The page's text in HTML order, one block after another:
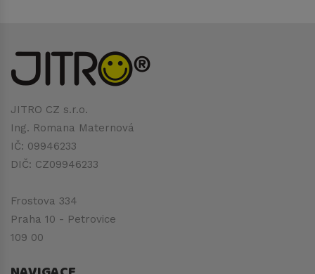
JITRO CZ s.r.o.
Ing. Romana Maternová
IČ: 09946233
DIČ: CZ09946233
Frostova 334
Praha 10 - Petrovice
109 00